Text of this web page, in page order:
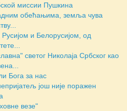
миссии Пушкина
обећањима, земља чува
и Белорусијом, од
светог Николаја Србског као
Бога за нас
још није поражен
везе"